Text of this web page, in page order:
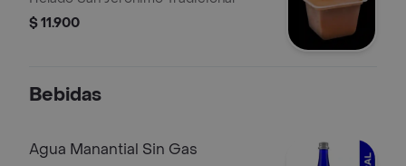
$ 11.900
Bebidas
Agua Manantial Sin Gas